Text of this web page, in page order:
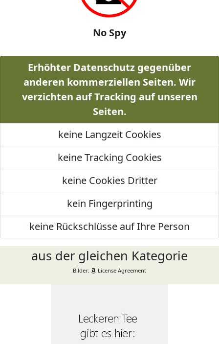
No Spy
Erhöhter Datenschutz gegenüber
anderen kommerziellen Seiten. Wir
verzichten auf Tracking auf unseren
Seiten.
keine Langzeit Cookies
keine Tracking Cookies
keine Cookies Dritter
kein Fingerprinting
keine Rückschlüsse auf Ihre Person
aus der gleichen Kategorie
Bilder: License Agreement